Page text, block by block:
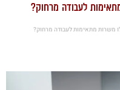
לעבודה מרחוק?
משרות מתאימות לעבודה מרחוק?